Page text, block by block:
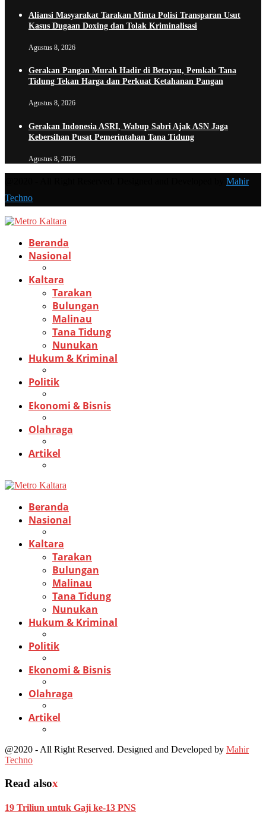
Aliansi Masyarakat Tarakan Minta Polisi Transparan Usut
Kasus Dugaan Doxing dan Tolak Kriminalisasi
Agustus 8, 2026
Gerakan Pangan Murah Hadir di Betayau, Pemkab Tana
Tidung Tekan Harga dan Perkuat Ketahanan Pangan
Agustus 8, 2026
Gerakan Indonesia ASRI, Wabup Sabri Ajak ASN Jaga
Kebersihan Pusat Pemerintahan Tana Tidung
Agustus 8, 2026
Mahir
Techno
Beranda
Nasional
Kaltara
Tarakan
Bulungan
Malinau
Tana Tidung
Nunukan
Hukum & Kriminal
Politik
Ekonomi & Bisnis
Olahraga
Artikel
Beranda
Nasional
Kaltara
Tarakan
Bulungan
Malinau
Tana Tidung
Nunukan
Hukum & Kriminal
Politik
Ekonomi & Bisnis
Olahraga
Artikel
@2020 - All Right Reserved. Designed and Developed by Mahir
Techno
Read alsox
19 Triliun untuk Gaji ke-13 PNS